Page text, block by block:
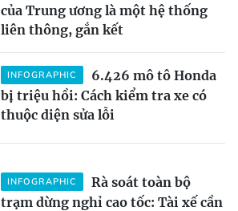
của Trung ương là một hệ thống
liên thông, gắn kết
INFOGRAPHIC
6.426 mô tô Honda
bị triệu hồi: Cách kiểm tra xe có
thuộc diện sửa lỗi
INFOGRAPHIC
Rà soát toàn bộ
trạm dừng nghỉ cao tốc: Tài xế cần